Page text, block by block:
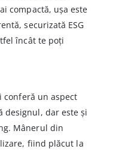
compactă, ușa este
securizată ESG
încât te poți
un aspect
designul, dar este și
Mânerul din
fiind plăcut la